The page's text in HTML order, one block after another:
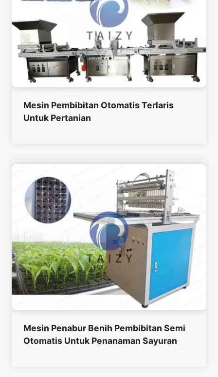
Mesin Pembibitan Otomatis Terlaris
Untuk Pertanian
Mesin Penabur Benih Pembibitan Semi
Otomatis Untuk Penanaman Sayuran